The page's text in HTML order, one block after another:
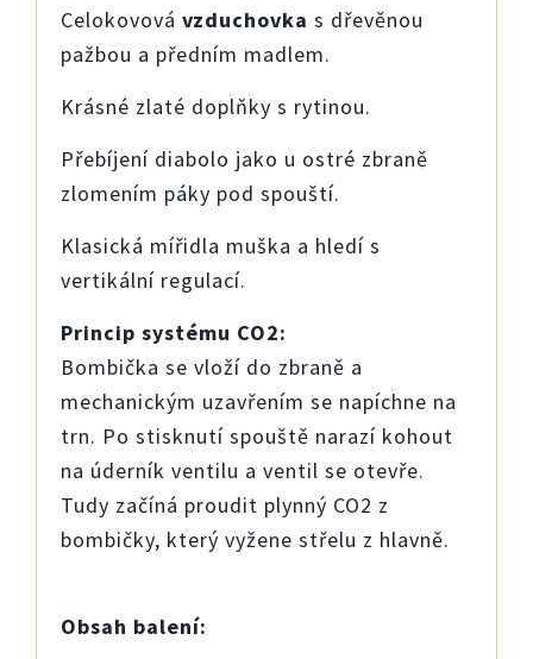
Celokovová vzduchovka s dřevěnou
pažbou a předním madlem.
Krásné zlaté doplňky s rytinou.
Přebíjení diabolo jako u ostré zbraně
zlomením páky pod spouští.
Klasická mířidla muška a hledí s
vertikální regulací.
Princip systému CO2:
Bombička se vloží do zbraně a
mechanickým uzavřením se napíchne na
trn. Po stisknutí spouště narazí kohout
na úderník ventilu a ventil se otevře.
Tudy začíná proudit plynný CO2 z
bombičky, který vyžene střelu z hlavně.
Obsah balení: